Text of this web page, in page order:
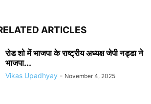
ARTICLES
रोड शो में भाजपा के राष्ट्रीय अध्यक्ष जेपी नड्डा ने
भाजपा...
Vikas Upadhyay - November 4, 2025